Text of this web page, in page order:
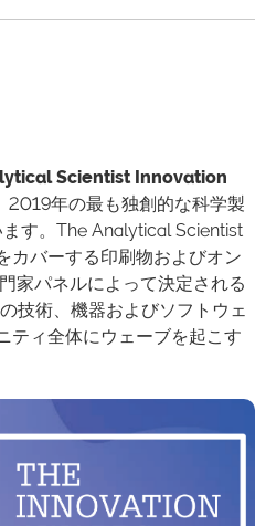
Scientist Innovation
2019年の最も独創的な科学製
す。The Analytical Scientist
カバーする印刷物およびオン
家パネルによって決定される
技術、機器およびソフトウェ
ティ全体にウェーブを起こす